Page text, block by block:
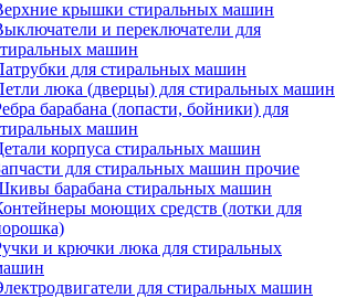
крышки стиральных машин
и переключатели для
машин
для стиральных машин
люка (дверцы) для стиральных машин
барабана (лопасти, бойники) для
машин
корпуса стиральных машин
для стиральных машин прочие
барабана стиральных машин
моющих средств (лотки для
и крючки люка для стиральных
для стиральных машин